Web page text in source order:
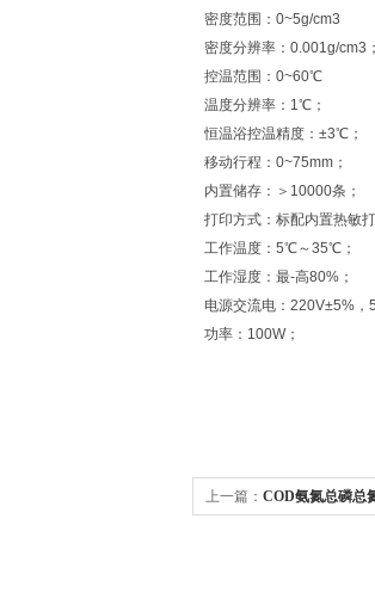
密度范围：0~5g/cm3
密度分辨率：0.001g/cm3
控温范围：0~60℃
温度分辨率：1℃；
恒温浴控温精度：±3℃；
移动行程：0~75mm；
内置储存：＞10000条；
打印方式：标配内置热敏
工作温度：5℃～35℃；
工作湿度：最-高80%；
电源交流电：220V±5%，
功率：100W；
上一篇： COD氨氮总磷总